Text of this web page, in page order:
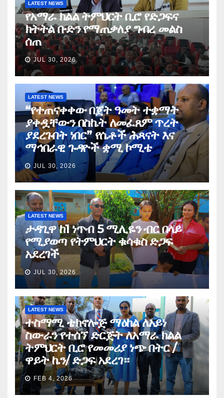
LATEST NEWS
የአማራ ክልል ትምህርት ቢሮ የድጋፍና
ክትትል ቡድን የማጠቃለያ ግብረ መልስ
ሰጠ
JUL 30, 2026
LATEST NEWS
“የተጠናቀቀው በጀት ዓመት ተቋማት
ያቀዷቸውን በስኬት ለመፈጸም ጥረት
ያደረጉበት ነበር” የሴቶች ሕጻናት እና
ማኅበራዊ ጉዳዮች ቋሚ ኮሚቴ
JUL 30, 2026
LATEST NEWS
ታዳጊዋ ከ1 ነጥብ 5 ሚሊዬን ብር በላይ
የሚያወጣ የትምህርት ቁሳቁስ ድጋፍ
አደረገች
JUL 30, 2026
LATEST NEWS
ተስማሚ ቴክኖሎጅ ማዕከል ለአይነ
ስውራን የተሰኘ ድርጅት ለአማራ ክልል
ትምህርት ቢሮ የመመሪያ ነጭ በትር /
ዋይት ኬን/ ድጋፍ አደረገ።
FEB 4, 2026